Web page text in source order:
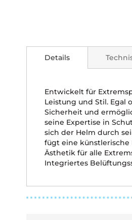
der
Bildgalerie
Details
Entwickelt für
Leistung und Stil. Egal
Sicherheit und
seine Expertise in
sich der Helm durch
fügt eine künstlerische
Ästhetik für alle
Integriertes